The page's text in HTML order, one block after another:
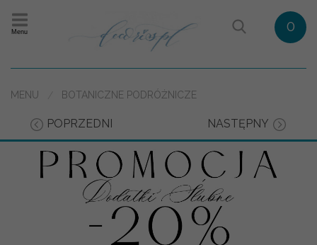
Menu 0
MENU BOTANICZNE PODRÓŻNICZE
POPRZEDNI NASTĘPNY